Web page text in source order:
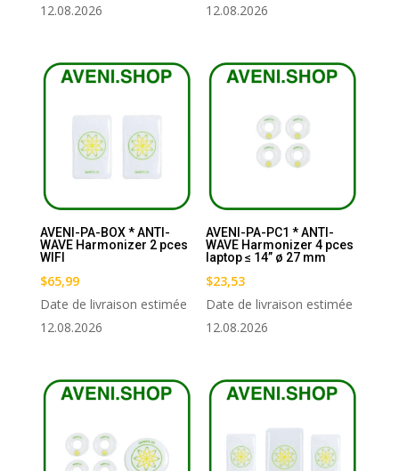
12.08.2026
12.08.2026
AVENI-PA-BOX * ANTI-
WAVE Harmonizer 2 pces
WIFI
$65,99
Date de livraison estimée
12.08.2026
AVENI-PA-PC1 * ANTI-
WAVE Harmonizer 4 pces
laptop ≤ 14” ø 27 mm
$23,53
Date de livraison estimée
12.08.2026